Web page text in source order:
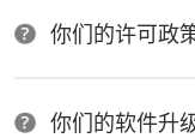
你们的许可政
你们的软件升